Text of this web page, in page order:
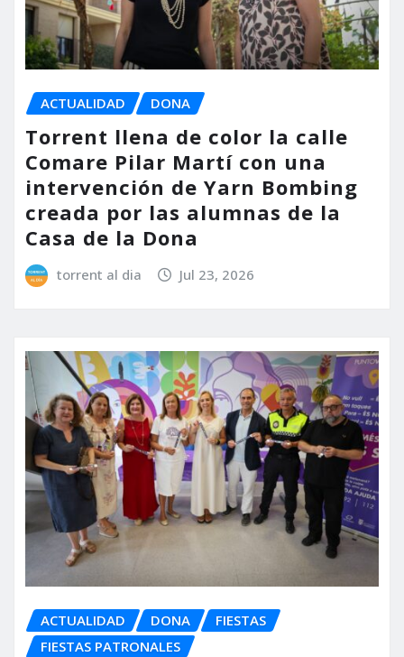
ACTUALIDAD DONA
Torrent llena de color la calle
Comare Pilar Martí con una
intervención de Yarn Bombing
creada por las alumnas de la
Casa de la Dona
torrent al dia Jul 23, 2026
ACTUALIDAD DONA
FIESTAS
FIESTAS PATRONALES